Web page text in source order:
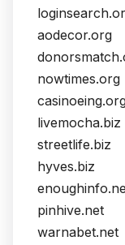
aodecor.org
nowtimes.org
livemocha.biz
streetlife.biz
hyves.biz
pinhive.net
warnabet.net